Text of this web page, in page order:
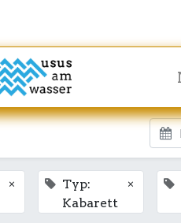
×
Typ:
Kabarett
×